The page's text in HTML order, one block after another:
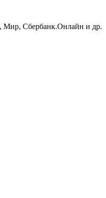
Мир, Сбербанк.Онлайн и др.